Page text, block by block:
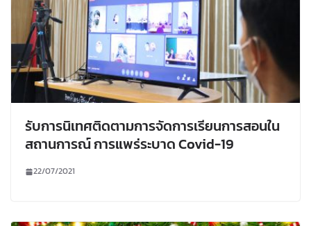
รับการนิเทศติดตามการจัดการเรียนการสอนใน
สถานการณ์ การแพร่ระบาด Covid-19
22/07/2021